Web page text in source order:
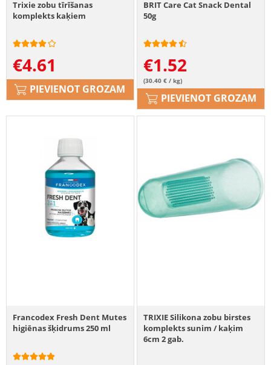
Trixie zobu tīrīšanas
komplekts kaķiem
€4.61
PIEVIENOT GROZAM
BRIT Care Cat Snack Dental
50g
€1.52
(30.40 € / kg)
PIEVIENOT GROZAM
Francodex Fresh Dent Mutes
higiēnas šķidrums 250 ml
TRIXIE Silikona zobu birstes
komplekts sunim / kaķim
6cm 2 gab.